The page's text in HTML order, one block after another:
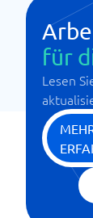
für
Lesen